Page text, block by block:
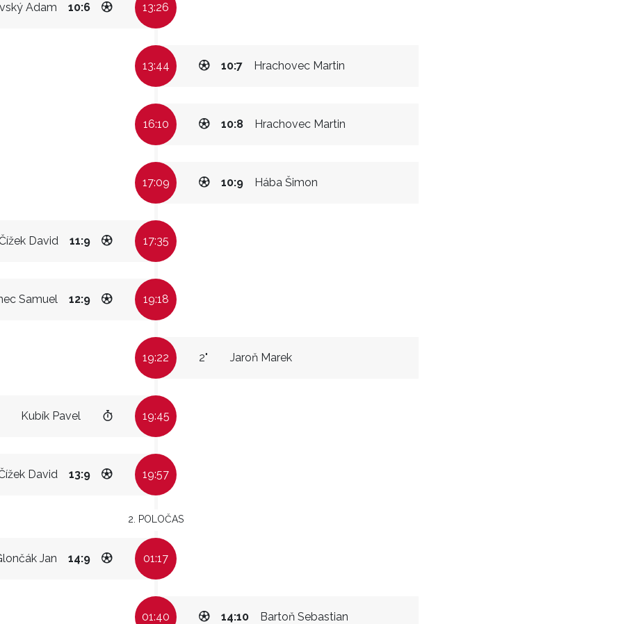
Adam 10:6 13:26
13:44 Hrachovec Martin
10:7
16:10 Hrachovec Martin
10:8
17:09 Hába Šimon
10:9
David 11:9 17:35
Samuel 12:9 19:18
19:22 Jaroň Marek
2"
Kubík Pavel 19:45
David 13:9 19:57
2. POLOČAS
Jan 14:9 01:17
01:40 Bartoň Sebastian
14:10